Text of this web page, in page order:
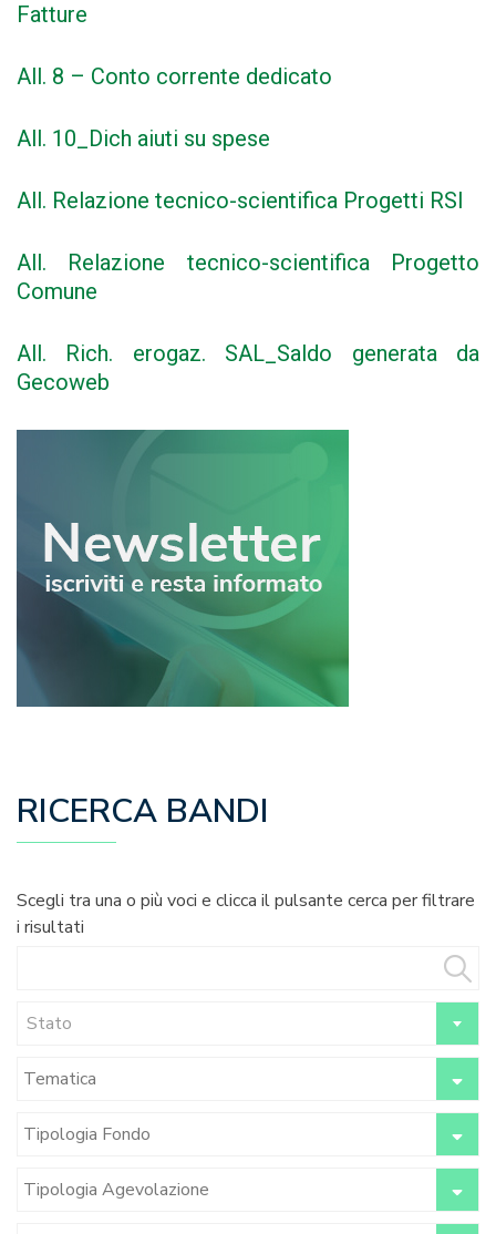
Fatture
All. 8 – Conto corrente dedicato
All. 10_Dich aiuti su spese
All. Relazione tecnico-scientifica Progetti RSI
All. Relazione tecnico-scientifica Progetto
Comune
All. Rich. erogaz. SAL_Saldo generata da
Gecoweb
RICERCA BANDI
Scegli tra una o più voci e clicca il pulsante cerca per filtrare
i risultati
Stato